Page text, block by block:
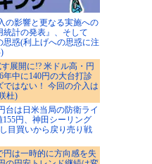
の影響と更なる実施への
統計の発表』、そして
思惑(利上げへの思惑に注
展開に!? 米ドル高・円
年中に140円の大台打診
はない！ 今回の介入は
杜)
台は日米当局の防衛ライ
円、神田シーリング
目買いから戻り売り戦
円は一時的に方向感を失